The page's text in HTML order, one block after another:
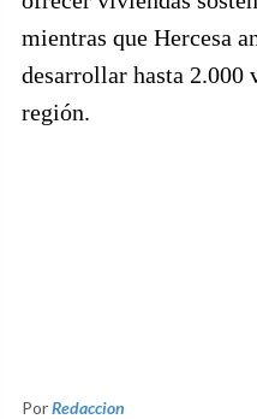
mientras que Hercesa
desarrollar hasta 2.000
región.
PorRedaccion